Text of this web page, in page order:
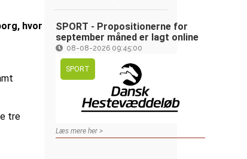
hvor
tre
SPORT - Propositionerne for
september måned er lagt online
08-08-2026 09:45:00
SPORT
Læs mere her >